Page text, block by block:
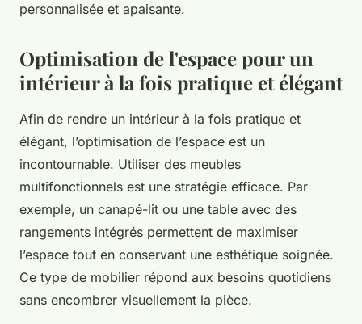
personnalisée et apaisante.
Optimisation de l'espace pour un
intérieur à la fois pratique et élégant
Afin de rendre un intérieur à la fois pratique et
élégant, l’optimisation de l’espace est un
incontournable. Utiliser des meubles
multifonctionnels est une stratégie efficace. Par
exemple, un canapé-lit ou une table avec des
rangements intégrés permettent de maximiser
l’espace tout en conservant une esthétique soignée.
Ce type de mobilier répond aux besoins quotidiens
sans encombrer visuellement la pièce.